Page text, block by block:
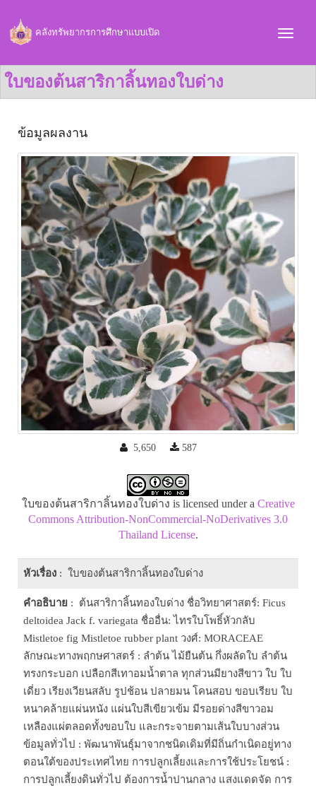
คลังทรัพยากรการศึกษาแบบเปิด
ใบของต้นสาริกาลิ้นทองใบด่าง
ข้อมูลผลงาน
5,650 587
ใบของต้นสาริกาลิ้นทองใบด่าง is licensed under a Creative
Commons Attribution-NonCommercial-NoDerivatives 3.0
Thailand License.
หัวเรื่อง : ใบของต้นสาริกาลิ้นทองใบด่าง
คำอธิบาย : ต้นสาริกาลิ้นทองใบด่าง ชื่อวิทยาศาสตร์: Ficus
deltoidea Jack f. variegata ชื่ออื่น: ไทรใบโพธิ์หัวกลับ
Mistletoe fig Mistletoe rubber plant วงศ์: MORACEAE
ลักษณะทางพฤกษศาสตร์ : ลำต้น ไม้ยืนต้น กึ่งผลัดใบ ลำต้น
ทรงกระบอก เปลือกสีเทาอมน้ำตาล ทุกส่วนมียางสีขาว ใบ ใบ
เดี่ยว เรียงเวียนสลับ รูปช้อน ปลายมน โคนสอบ ขอบเรียบ ใบ
หนาคล้ายแผ่นหนัง แผ่นใบสีเขียวเข้ม มีรอยด่างสีขาวอม
เหลืองแผ่ตลอดทั้งขอบใบ และกระจายตามเส้นใบบางส่วน
ข้อมูลทั่วไป : พัฒนาพันธุ์มาจากชนิดเดิมที่มีถิ่นกำเนิดอยู่ทาง
ตอนใต้ของประเทศไทย การปลูกเลี้ยงและการใช้ประโยชน์ :
การปลูกเลี้ยงดินทั่วไป ต้องการน้ำปานกลาง แสงแดดจัด การ